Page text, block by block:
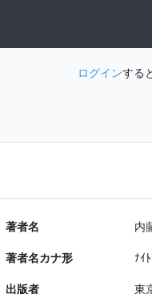
ログインする
著者名 内
著者名カナ形 ﾅｲ
出版者 東